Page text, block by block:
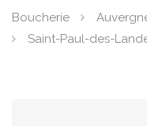
Boucherie
Saint-Paul-des-